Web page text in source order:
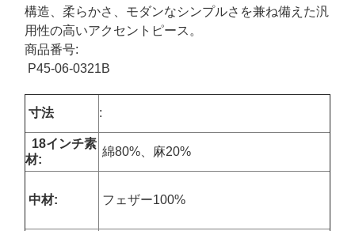
構造、柔らかさ、モダンなシンプルさを兼ね備えた汎
用性の高いアクセントピース。
商品番号:
P45-06-0321B
寸法 :
18インチ素
材:
綿80%、麻20%
中材: フェザー100%